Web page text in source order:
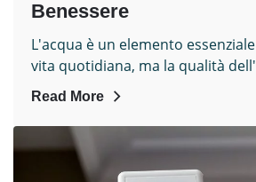
Benessere
L'acqua è un elemento
vita quotidiana, ma la qualità
Read More